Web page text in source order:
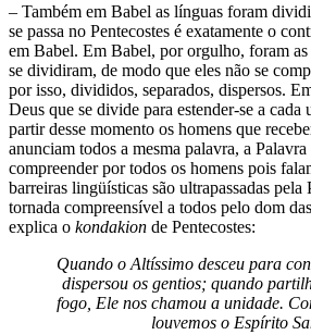
– Também em Babel as línguas foram
se passa no Pentecostes é exatamente o
em Babel. Em Babel, por orgulho, foram
se dividiram, de modo que eles não se
por isso, divididos, separados, dispersos.
Deus que se divide para estender-se a cada
partir desse momento os homens que
anunciam todos a mesma palavra, a
compreender por todos os homens pois
barreiras lingüísticas são ultrapassadas
tornada compreensível a todos pelo dom
explica o kondakion de Pentecostes:
Quando o Altíssimo desceu para
dispersou os gentios; quando
fogo, Ele nos chamou a unidade.
louvemos o Espírito